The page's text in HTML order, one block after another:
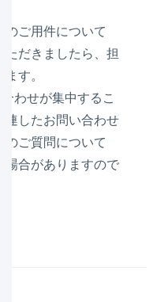
のご用件について
ただきましたら、担
す。
わせが集中するこ
連したお問い合わせ
のご質問について
場合がありますので